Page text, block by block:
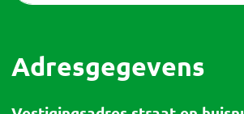
Adresgegevens